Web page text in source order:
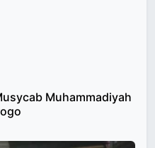
Muhammadiyah